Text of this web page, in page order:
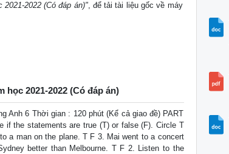
2022 (Có đáp án)", để tải tài liệu gốc về máy
2021-2022 (Có đáp án)
Anh 6 Thời gian : 120 phút (Kể cả giao đề) PART
if the statements are true (T) or false (F). Circle T
a man on the plane. T F 3. Mai went to a concert
better than Melbourne. T F 2. Listen to the